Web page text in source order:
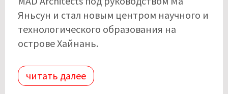
Яньсун и стал новым центром научного и
технологического образования на
острове Хайнань.
читать далее